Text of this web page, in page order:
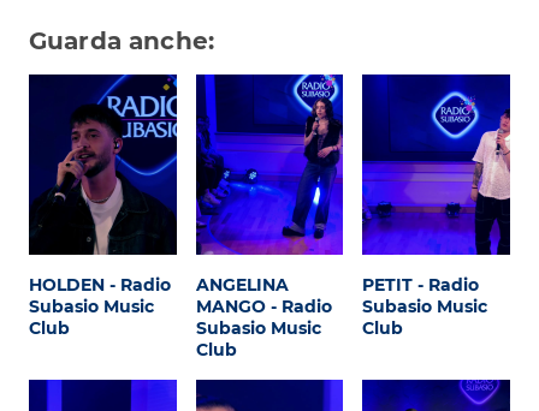
Guarda anche:
HOLDEN - Radio
Subasio Music
Club
ANGELINA
MANGO - Radio
Subasio Music
Club
PETIT - Radio
Subasio Music
Club